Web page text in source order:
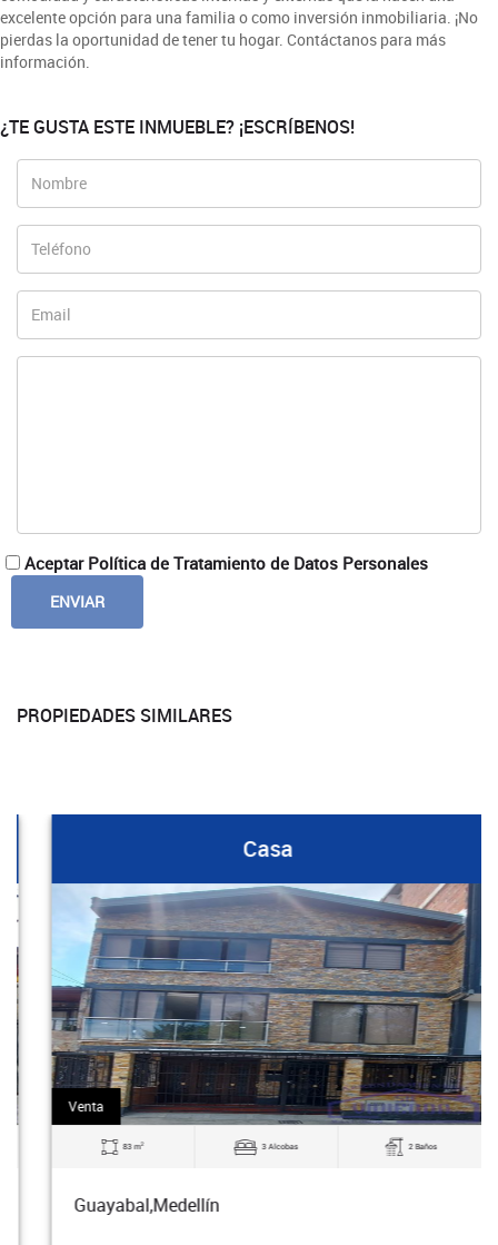
excelente opción para una familia o como inversión inmobiliaria. ¡No
pierdas la oportunidad de tener tu hogar. Contáctanos para más
información.
¿TE GUSTA ESTE INMUEBLE? ¡ESCRÍBENOS!
Aceptar Política de Tratamiento de Datos Personales
PROPIEDADES SIMILARES
Casa
Venta
83 m 2 3 Alcobas 2 Baños
Guayabal,Medellín